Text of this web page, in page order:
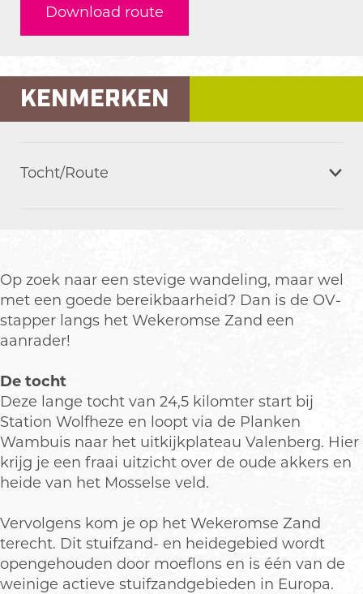
Download route
KENMERKEN
Tocht/Route
Op zoek naar een stevige wandeling, maar wel
met een goede bereikbaarheid? Dan is de OV-
stapper langs het Wekeromse Zand een
aanrader!
De tocht
Deze lange tocht van 24,5 kilomter start bij
Station Wolfheze en loopt via de Planken
Wambuis naar het uitkijkplateau Valenberg. Hier
krijg je een fraai uitzicht over de oude akkers en
heide van het Mosselse veld.
Vervolgens kom je op het Wekeromse Zand
terecht. Dit stuifzand- en heidegebied wordt
opengehouden door moeflons en is één van de
weinige actieve stuifzandgebieden in Europa.